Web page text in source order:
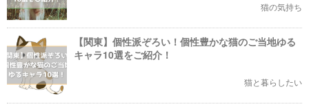
猫の気持ち
【関東】個性派ぞろい！個性豊かな猫のご当地ゆる
キャラ10選をご紹介！
猫と暮らしたい